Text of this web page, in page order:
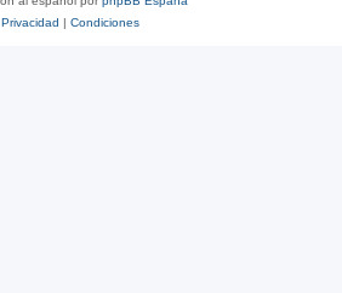
Privacidad | Condiciones